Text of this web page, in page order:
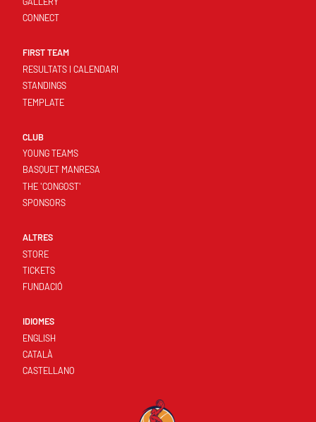
CONNECT
FIRST TEAM
RESULTATS I CALENDARI
STANDINGS
TEMPLATE
CLUB
YOUNG TEAMS
BASQUET MANRESA
THE 'CONGOST'
SPONSORS
ALTRES
STORE
TICKETS
FUNDACIÓ
IDIOMES
ENGLISH
CATALÀ
CASTELLANO